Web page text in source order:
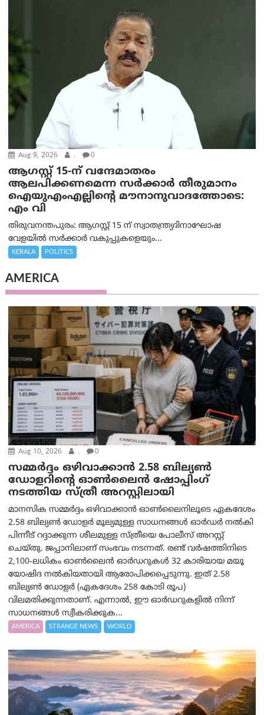
Aug 9, 2026 . 0
ആഗസ്റ്റ് 15-ന് വന്ദേമാതരം
ആലപിക്കണമെന്ന സര്‍ക്കാര്‍ തീരുമാനം
ഐയുഎംഎല്ലിന്റെ മൗനാനുവാദത്തോടെ:
എം വി
തിരുവനന്തപുരം: ആഗസ്റ്റ് 15 ന് സ്വാതന്ത്ര്യദിനാഘോഷ
വേളയിൽ സർക്കാർ വകുപ്പുകളെയും...
KERALA POLITICS
AMERICA
Aug 10, 2026 . 0
സമ്മര്‍ദ്ദം ഒഴിവാക്കാന്‍ 2.58 ബില്യൺ
ഡോളറിന്റെ ഓണ്‍ലൈന്‍ ഷോപ്പിംഗ്
നടത്തിയ സ്ത്രീ അറസ്റ്റിലായി
മാനസിക സമ്മര്‍ദ്ദം ഒഴിവാക്കാന്‍ ഓണ്‍ലൈനിലൂടെ ഏകദേശം
2.58 ബില്യൺ ഡോളർ മൂല്യമുള്ള സാധനങ്ങള്‍ ഓര്‍ഡര്‍ നല്‍കി
പിന്നീട് റദ്ദാക്കുന്ന ശീലമുള്ള സ്ത്രീയെ പോലീസ് അറസ്റ്റ്
ചെയ്തു. ജപ്പാനിലാണ് സംഭവം നടന്നത്. രണ്ട് വർഷത്തിനിടെ
2,100-ലധികം ഓൺലൈൻ ഓർഡറുകൾ 32 കാരിയായ മയൂ
യോഷിദ നല്‍കിയതായി ആരോപിക്കപ്പെടുന്നു. ഇത് 2.58
ബില്യണ്‍ ഡോളര്‍ (ഏകദേശം 258 കോടി രൂപ)
വിലമതിക്കുന്നതാണ്. എന്നാല്‍, ഈ ഓർഡറുകളിൽ നിന്ന്
സാധനങ്ങൾ സ്വീകരിക്കുക...
AMERICA STRANGE NEWS WORLD